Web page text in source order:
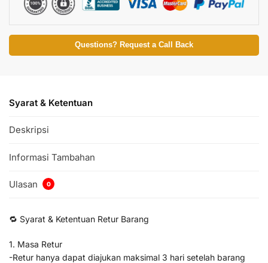
Questions? Request a Call Back
Syarat & Ketentuan
Deskripsi
Informasi Tambahan
Ulasan 0
🔁 Syarat & Ketentuan Retur Barang
1. Masa Retur
-Retur hanya dapat diajukan maksimal 3 hari setelah barang